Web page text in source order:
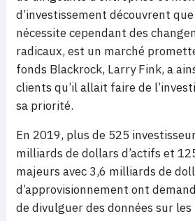
d’investissement découvrent que
nécessite cependant des
radicaux, est un marché
fonds Blackrock, Larry Fink, a
clients qu’il allait faire de
sa priorité.
En 2019, plus de 525
milliards de dollars d’actifs et
majeurs avec 3,6 milliards de
d’approvisionnement ont
de divulguer des données sur